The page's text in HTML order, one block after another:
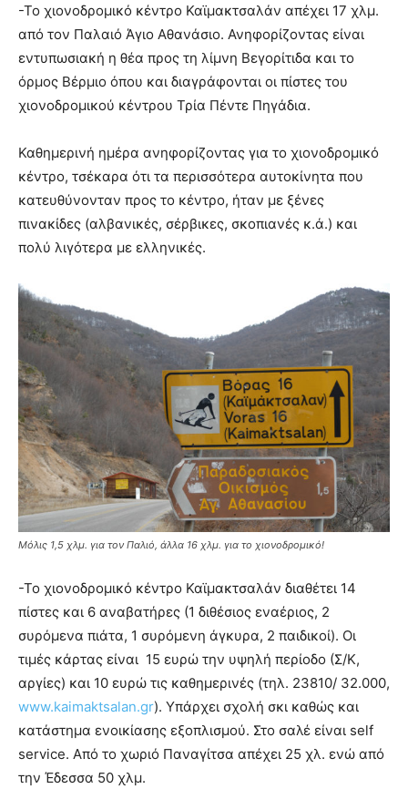
-Το χιονοδρομικό κέντρο Καϊμακτσαλάν απέχει 17 χλμ.
από τον Παλαιό Άγιο Αθανάσιο. Ανηφορίζοντας είναι
εντυπωσιακή η θέα προς τη λίμνη Βεγορίτιδα και το
όρμος Βέρμιο όπου και διαγράφονται οι πίστες του
χιονοδρομικού κέντρου Τρία Πέντε Πηγάδια.
Καθημερινή ημέρα ανηφορίζοντας για το χιονοδρομικό
κέντρο, τσέκαρα ότι τα περισσότερα αυτοκίνητα που
κατευθύνονταν προς το κέντρο, ήταν με ξένες
πινακίδες (αλβανικές, σέρβικες, σκοπιανές κ.ά.) και
πολύ λιγότερα με ελληνικές.
Μόλις 1,5 χλμ. για τον Παλιό, άλλα 16 χλμ. για το χιονοδρομικό!
-Το χιονοδρομικό κέντρο Καϊμακτσαλάν διαθέτει 14
πίστες και 6 αναβατήρες (1 διθέσιος εναέριος, 2
συρόμενα πιάτα, 1 συρόμενη άγκυρα, 2 παιδικοί). Οι
τιμές κάρτας είναι 15 ευρώ την υψηλή περίοδο (Σ/Κ,
αργίες) και 10 ευρώ τις καθημερινές (τηλ. 23810/ 32.000,
www.kaimaktsalan.gr). Υπάρχει σχολή σκι καθώς και
κατάστημα ενοικίασης εξοπλισμού. Στο σαλέ είναι self
service. Από το χωριό Παναγίτσα απέχει 25 χλ. ενώ από
την Έδεσσα 50 χλμ.